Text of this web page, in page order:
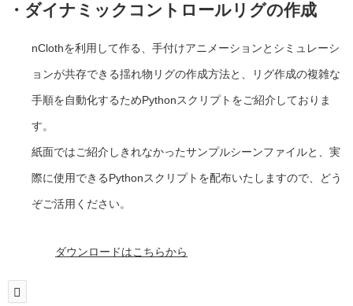
・ダイナミックコントロールリグの作成
nClothを利用して作る、手付けアニメーションとシミュレーシ
ョンが共存できる揺れ物リグの作成方法と、リグ作成の複雑な
手順を自動化するためPythonスクリプトをご紹介しておりま
す。
紙面ではご紹介しきれなかったサンプルシーンファイルと、実
際に使用できるPythonスクリプトを配布いたしますので、どう
ぞご活用ください。
ダウンロードはこちらから